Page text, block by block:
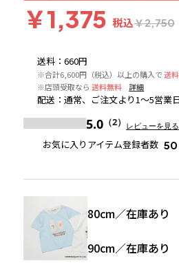
送料 ：660円
※合計6,600円（税込）以上の購入で 送
※店頭受取なら 送料無料 詳細
配送 ：通常、ご注文より1～5営業
5.0 （2） レビューを見る
お気に入りアイテム登録者数 50
￥1,375 税込￥2,750
80cm／在庫あり
90cm／在庫あり